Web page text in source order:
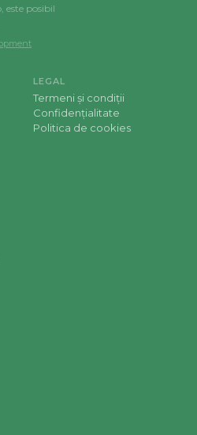
este posibil
LEGAL
Termeni și condiții
Confidențialitate
Politica de cookies